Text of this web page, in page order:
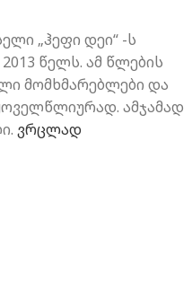
„ჰეფი დეი“ -ს
წელს. ამ წლების
მომხმარებლები და
ამჯამად
ვრცლად